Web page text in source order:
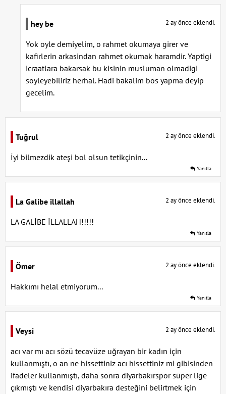
hey be 2 ay önce eklendi.
Yok oyle demiyelim, o rahmet okumaya girer ve
kafirlerin arkasindan rahmet okumak haramdir. Yaptigi
icraatlara bakarsak bu kisinin musluman olmadigi
soyleyebiliriz herhal. Hadi bakalim bos yapma deyip
gecelim.
Tuğrul 2 ay önce eklendi.
İyi bilmezdik ateşi bol olsun tetikçinin...
Yanıtla
La Galibe illallah 2 ay önce eklendi.
LA GALİBE İLLALLAH!!!!!
Yanıtla
Ömer 2 ay önce eklendi.
Hakkımı helal etmiyorum...
Yanıtla
Veysi 2 ay önce eklendi.
acı var mı acı sözü tecavüze uğrayan bir kadın için
kullanmıştı, o an ne hissettiniz acı hissettiniz mi gibisinden
ifadeler kullanmıştı, daha sonra diyarbakırspor süper lige
çıkmıştı ve kendisi diyarbakıra desteğini belirtmek için